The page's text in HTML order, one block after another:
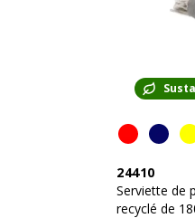
24410
Serviette de
recyclé de